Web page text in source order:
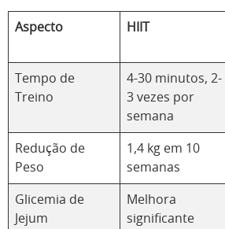
Aspecto HIIT
Tempo de
Treino
4-30 minutos, 2-
3 vezes por
semana
Redução de
Peso
1,4 kg em 10
semanas
Glicemia de
Jejum
Melhora
significante